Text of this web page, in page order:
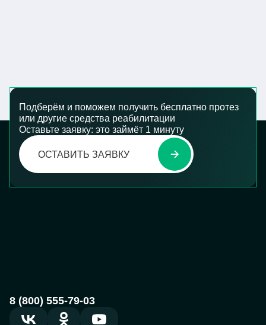
Подберём и поможем получить бесплатно протез
или другие средства реабилитации
Оставьте заявку: это займёт 1 минуту
ОСТАВИТЬ ЗАЯВКУ
8 (800) 555-79-03